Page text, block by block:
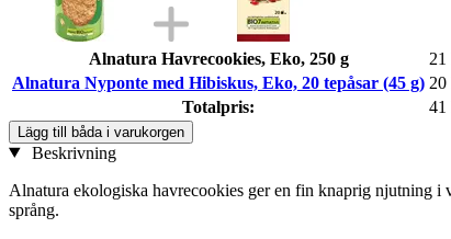
Alnatura Havrecookies, Eko, 250 g 21
Alnatura Nyponte med Hibiskus, Eko, 20 tepåsar (45 g) 20
Totalpris:
41
Lägg till båda i varukorgen
Beskrivning
Alnatura ekologiska havrecookies ger en fin knaprig njutning i
språng.